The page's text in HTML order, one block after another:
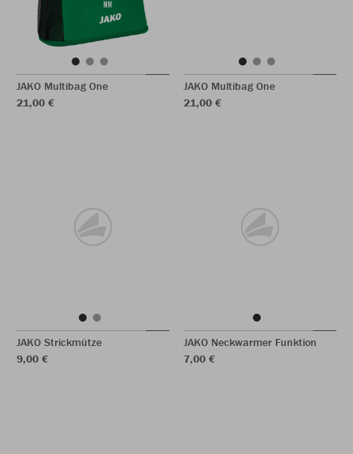
JAKO Multibag One
21,00 €
JAKO Multibag One
21,00 €
JAKO Strickmütze
9,00 €
JAKO Neckwarmer Funktion
7,00 €